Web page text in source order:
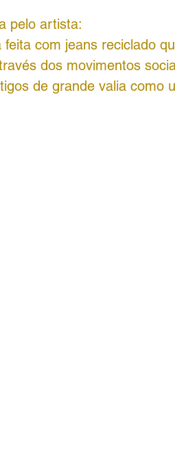
pelo artista:
com jeans reciclado
dos movimentos
de grande valia como